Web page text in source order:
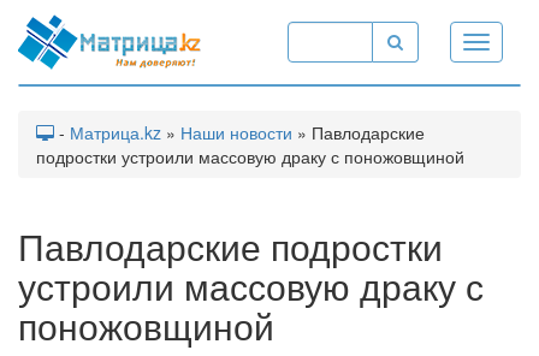
Toggle
- Матрица.kz » Наши новости » Павлодарские
подростки устроили массовую драку с поножовщиной
Павлодарские подростки
устроили массовую драку с
поножовщиной